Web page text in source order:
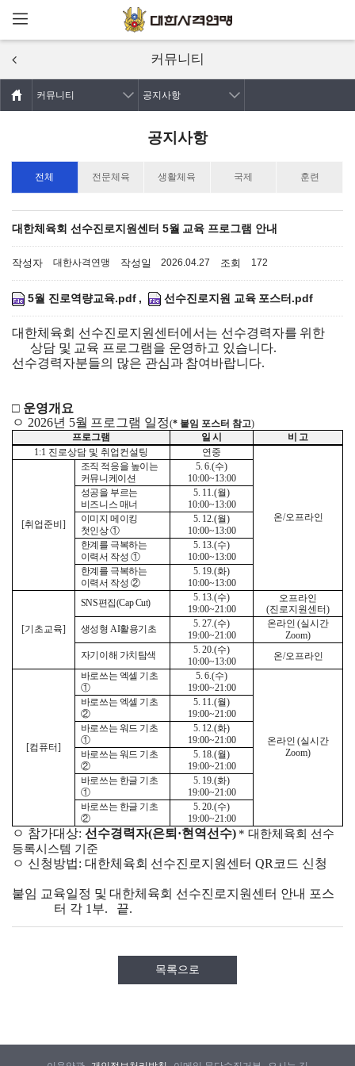
주요콘텐츠로
커뮤니티
커뮤니티 공지사항
공지사항
전체 전문체육 생활체육 국제 훈련
대한체육회 선수진로지원센터 5월 교육 프로그램 안내
작성자 대한사격연맹 작성일 2026.04.27 조회 172
5월 진로역량교육.pdf, 선수진로지원 교육 포스터.pdf
대한체육회 선수진로지원센터에서는 선수경력자를 위한
상담 및 교육 프로그램을 운영하고 있습니다.
선수경력자분들의 많은 관심과 참여바랍니다.
□ 운영개요
ㅇ 2026년 5월 프로그램 일정(* 붙임 포스터 참고)
프로그램
일 시
비 고
1:1 진로상담 및 취업컨설팅 연중
온/오프라인
[취업준비]
조직 적응을 높이는
커뮤니케이션
5. 6.(수)
10:00~13:00
성공을 부르는
비즈니스 매너
5. 11.(월)
10:00~13:00
이미지 메이킹
첫인상①
5. 12.(월)
10:00~13:00
한계를 극복하는
이력서 작성 ①
5. 13.(수)
10:00~13:00
한계를 극복하는
이력서 작성 ②
5. 19.(화)
10:00~13:00
[기초교육]
SNS편집(Cap Cut) 5. 13.(수)
19:00~21:00
오프라인
(진로지원센터)
생성형 AI활용기초 5. 27.(수)
19:00~21:00
온라인(실시간
Zoom)
자기이해 가치탐색
5. 20.(수)
10:00~13:00
온/오프라인
[컴퓨터]
바로쓰는 엑셀 기초
①
5. 6.(수)
19:00~21:00
온라인(실시간
Zoom)
바로쓰는 엑셀 기초
②
5. 11.(월)
19:00~21:00
바로쓰는 워드 기초
①
5. 12.(화)
19:00~21:00
바로쓰는 워드 기초
②
5. 18.(월)
19:00~21:00
바로쓰는 한글 기초
①
5. 19.(화)
19:00~21:00
바로쓰는 한글 기초
②
5. 20.(수)
19:00~21:00
ㅇ 참가대상: 선수경력자(은퇴 ·현역선수) *대한체육회 선수
등록시스템 기준
ㅇ 신청방법: 대한체육회 선수진로지원센터QR 코드 신청
붙임 교육일정 및 대한체육회 선수진로지원센터 안내 포스
터 각 1 부. 끝.
목록으로